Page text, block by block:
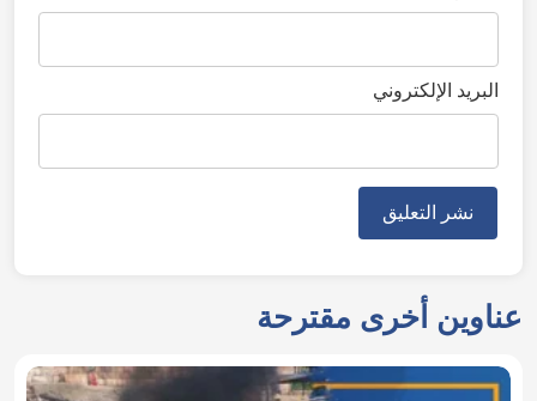
البريد الإلكتروني
عناوين أخرى مقترحة